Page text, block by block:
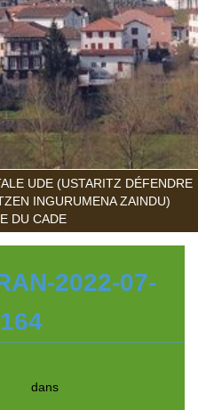
UDE (USTARITZ DÉFENDRE
INGURUMENA ZAINDU)
DU CADE
2022-07-
dans